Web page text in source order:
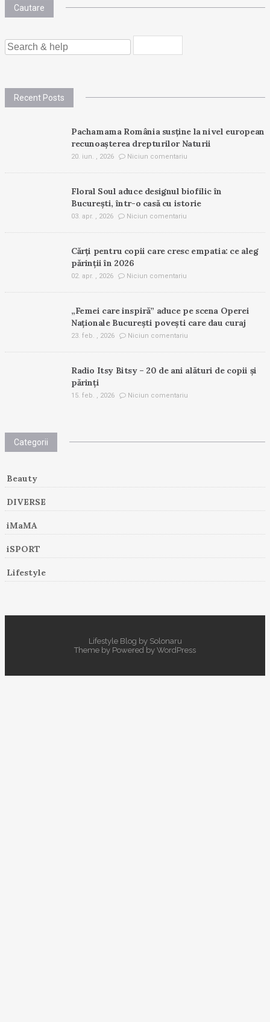
Cautare
SEARCH
FOR:
Recent Posts
Pachamama România susține la nivel european
recunoașterea drepturilor Naturii
20. iun. , 2026 Niciun comentariu
Floral Soul aduce designul biofilic în
București, într-o casă cu istorie
03. apr. , 2026 Niciun comentariu
Cărți pentru copii care cresc empatia: ce aleg
părinții în 2026
02. apr. , 2026 Niciun comentariu
„Femei care inspiră” aduce pe scena Operei
Naționale București povești care dau curaj
23. feb. , 2026 Niciun comentariu
Radio Itsy Bitsy – 20 de ani alături de copii și
părinți
15. feb. , 2026 Niciun comentariu
Categorii
Beauty
DIVERSE
iMaMA
iSPORT
Lifestyle
Lifestyle Blog by Solonaru
Theme by Powered by WordPress